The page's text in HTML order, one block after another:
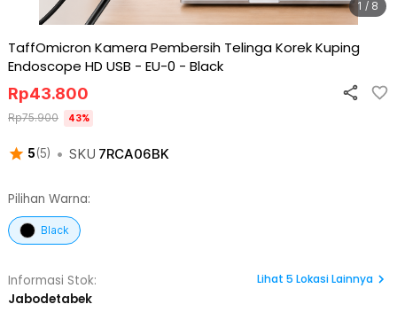
1 / 8
TaffOmicron Kamera Pembersih Telinga Korek Kuping
Endoscope HD USB - EU-0 - Black
5(5) • SKU 7RCA06BK
Rp43.800
Rp75.900 43%
Pilihan Warna:
Black
Informasi Stok:
Jabodetabek
Lihat 5 Lokasi Lainnya